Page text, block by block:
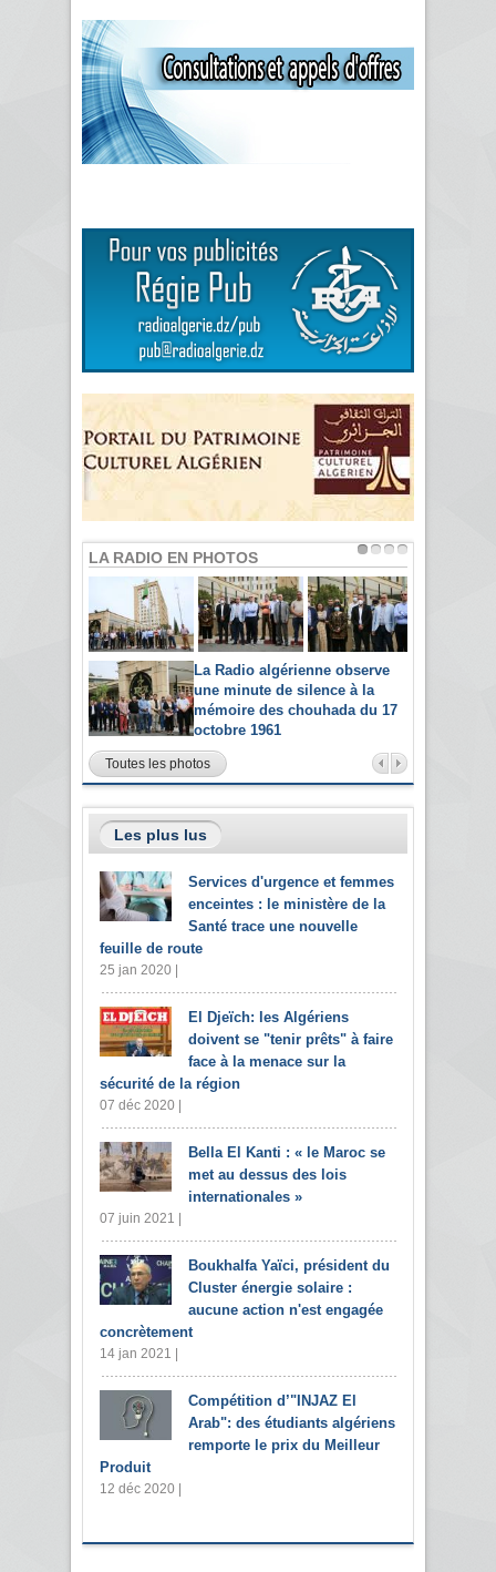
LA RADIO EN PHOTOS
La Radio algérienne observe
une minute de silence à la
mémoire des chouhada du 17
octobre 1961
Toutes les photos
Les plus lus
Services d'urgence et femmes
enceintes : le ministère de la
Santé trace une nouvelle
feuille de route
25 jan 2020 |
El Djeïch: les Algériens
doivent se "tenir prêts" à faire
face à la menace sur la
sécurité de la région
07 déc 2020 |
Bella El Kanti : « le Maroc se
met au dessus des lois
internationales »
07 juin 2021 |
Boukhalfa Yaïci, président du
Cluster énergie solaire :
aucune action n'est engagée
concrètement
14 jan 2021 |
Compétition d’"INJAZ El
Arab": des étudiants algériens
remporte le prix du Meilleur
Produit
12 déc 2020 |